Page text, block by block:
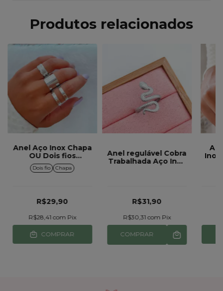
Produtos relacionados
Anel Aço Inox Chapa
OU Dois fios
Regulável Prata
Dois fio Chapa
R$29,90
R$28,41com Pix
COMPRAR
Anel regulável Cobra
Trabalhada Aço Inox
R$31,90
R$30,31com Pix
COMPRAR
Inox